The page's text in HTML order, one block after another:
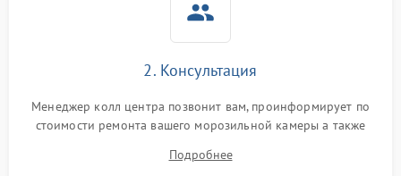
2. Консультация
Менеджер колл центра позвонит вам, проинформирует по
стоимости ремонта вашего морозильной камеры а также
Подробнее